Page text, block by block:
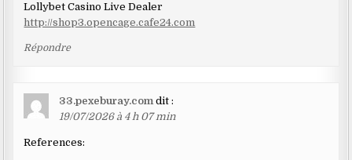
Lollybet Casino Live Dealer
http://shop3.opencage.cafe24.com
Répondre
33.pexeburay.com dit :
19/07/2026 à 4 h 07 min
References: